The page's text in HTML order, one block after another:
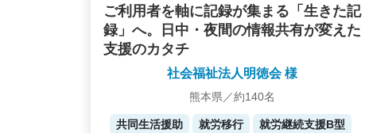
ご利用者を軸に記録が集まる「生きた記
録」へ。日中・夜間の情報共有が変えた
支援のカタチ
社会福祉法人明徳会 様
熊本県／約140名
共同生活援助 就労移行
就労継続支援B型